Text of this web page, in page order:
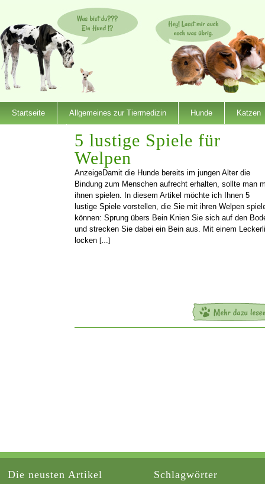
Startseite Allgemeines zur Tiermedizin Hunde Katzen
5 lustige Spiele für
Welpen
AnzeigeDamit die Hunde bereits im jungen Alter die
Bindung zum Menschen aufrecht erhalten, sollte man
ihnen spielen. In diesem Artikel möchte ich Ihnen 5
lustige Spiele vorstellen, die Sie mit ihren Welpen
können: Sprung übers Bein Knien Sie sich auf den
und strecken Sie dabei ein Bein aus. Mit einem Leckerli
locken […]
Die neusten Artikel Schlagwörter